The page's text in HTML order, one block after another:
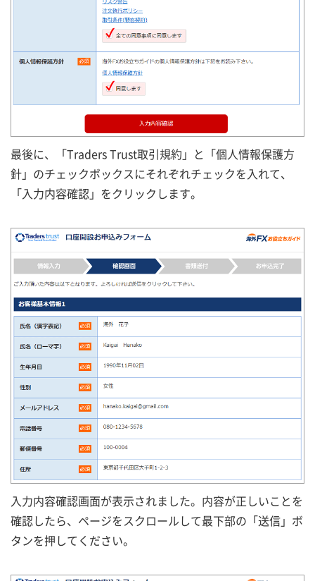
最後に、「Traders Trust取引規約」と「個人情報保護方
針」のチェックボックスにそれぞれチェックを入れて、
「入力内容確認」をクリックします。
入力内容確認画面が表示されました。内容が正しいことを
確認したら、ページをスクロールして最下部の「送信」ボ
タンを押してください。